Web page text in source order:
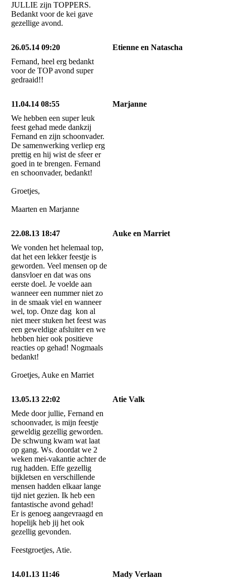
JULLIE zijn TOPPERS.
Bedankt voor de kei gave
gezellige avond.
26.05.14 09:20
Etienne en Natascha
Fernand, heel erg bedankt
voor de TOP avond super
gedraaid!!
11.04.14 08:55
Marjanne
We hebben een super leuk
feest gehad mede dankzij
Fernand en zijn schoonvader.
De samenwerking verliep erg
prettig en hij wist de sfeer er
goed in te brengen. Fernand
en schoonvader, bedankt!
Groetjes,
Maarten en Marjanne
22.08.13 18:47
Auke en Marriet
We vonden het helemaal top,
dat het een lekker feestje is
geworden. Veel mensen op de
dansvloer en dat was ons
eerste doel. Je voelde aan
wanneer een nummer niet zo
in de smaak viel en wanneer
wel, top. Onze dag kon al
niet meer stuken het feest was
een geweldige afsluiter en we
hebben hier ook positieve
reacties op gehad! Nogmaals
bedankt!
Groetjes, Auke en Marriet
13.05.13 22:02
Atie Valk
Mede door jullie, Fernand en
schoonvader, is mijn feestje
geweldig gezellig geworden.
De schwung kwam wat laat
op gang. Ws. doordat we 2
weken mei-vakantie achter de
rug hadden. Effe gezellig
bijkletsen en verschillende
mensen hadden elkaar lange
tijd niet gezien. Ik heb een
fantastische avond gehad!
Er is genoeg aangevraagd en
hopelijk heb jij het ook
gezellig gevonden.
Feestgroetjes, Atie.
14.01.13 11:46
Mady Verlaan